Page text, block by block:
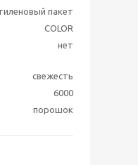
пакет
COLOR
нет
свежесть
6000
порошок